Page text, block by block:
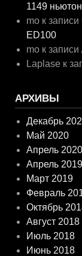
1149 ньютон
mo к записи
ED100
mo к записи
Laplase к
АРХИВЫ
Декабрь
Май 2020
Апрель 2020
Апрель 2019
Март 2019
Февраль
Октябрь
Август 2018
Июль 2018
Июнь 2018